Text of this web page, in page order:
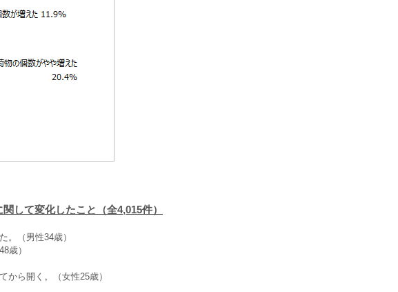
して変化したこと（全4,015件）
。（男性34歳）
歳）
から開く。（女性25歳）